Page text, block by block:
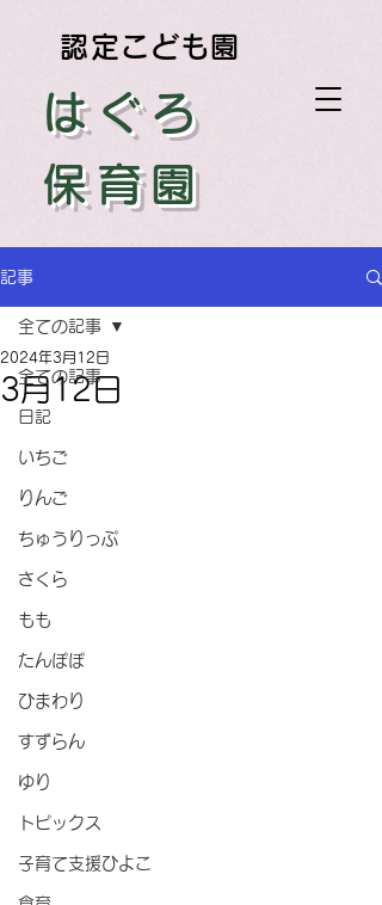
はぐろ
保育園
認定こども園
記事
全ての記事
日記
いちご
りんご
ちゅうりっぷ
さくら
もも
たんぽぽ
ひまわり
すずらん
ゆり
トピックス
子育て支援ひよこ
全ての記事
3月12日
2024年3月12日